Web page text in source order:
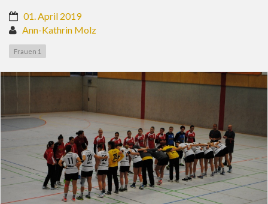
01. April 2019
Ann-Kathrin Molz
Frauen 1